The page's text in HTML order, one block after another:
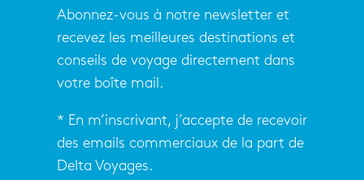
Abonnez-vous à notre newsletter et
recevez les meilleures destinations et
conseils de voyage directement dans
votre boîte mail.
* En m’inscrivant, j’accepte de recevoir
des emails commerciaux de la part de
Delta Voyages.